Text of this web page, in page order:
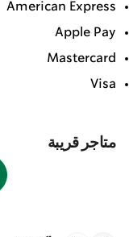
American Express
Apple Pay
Mastercard
Visa
متاجر قريبة